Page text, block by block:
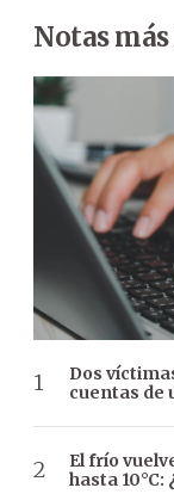
Notas
Dos
cuentas de
El frío
hasta